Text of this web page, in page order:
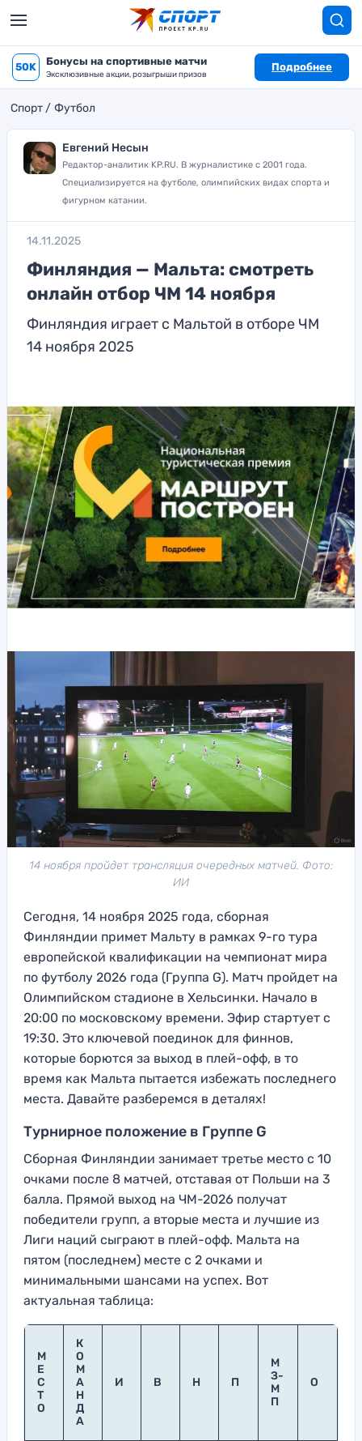
50K Бонусы на спортивные матчи
Эксклюзивные акции, розыгрыши призов
Подробнее
Спорт Футбол
Евгений Несын
Редактор-аналитик KP.RU. В журналистике с 2001 года.
Специализируется на футболе, олимпийских видах спорта и
фигурном катании.
14.11.2025
Финляндия — Мальта: смотреть
онлайн отбор ЧМ 14 ноября
Финляндия играет с Мальтой в отборе ЧМ
14 ноября 2025
14 ноября пройдет трансляция очередных матчей. Фото:
ИИ
Сегодня, 14 ноября 2025 года, сборная
Финляндии примет Мальту в рамках 9-го тура
европейской квалификации на чемпионат мира
по футболу 2026 года (Группа G). Матч пройдет на
Олимпийском стадионе в Хельсинки. Начало в
20:00 по московскому времени. Эфир стартует с
19:30. Это ключевой поединок для финнов,
которые борются за выход в плей-офф, в то
время как Мальта пытается избежать последнего
места. Давайте разберемся в деталях!
Турнирное положение в Группе G
Сборная Финляндии занимает третье место с 10
очками после 8 матчей, отставая от Польши на 3
балла. Прямой выход на ЧМ-2026 получат
победители групп, а вторые места и лучшие из
Лиги наций сыграют в плей-офф. Мальта на
пятом (последнем) месте с 2 очками и
минимальными шансами на успех. Вот
актуальная таблица:
М
Е
С
Т
О
К
О
М
А
Н
Д
А
И В Н П
М
З-
М
П
О